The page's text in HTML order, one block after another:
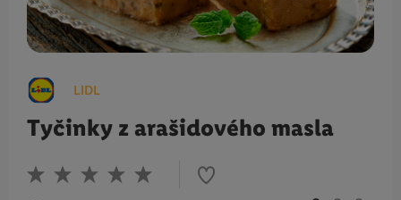
LIDL
Tyčinky z arašidového masla